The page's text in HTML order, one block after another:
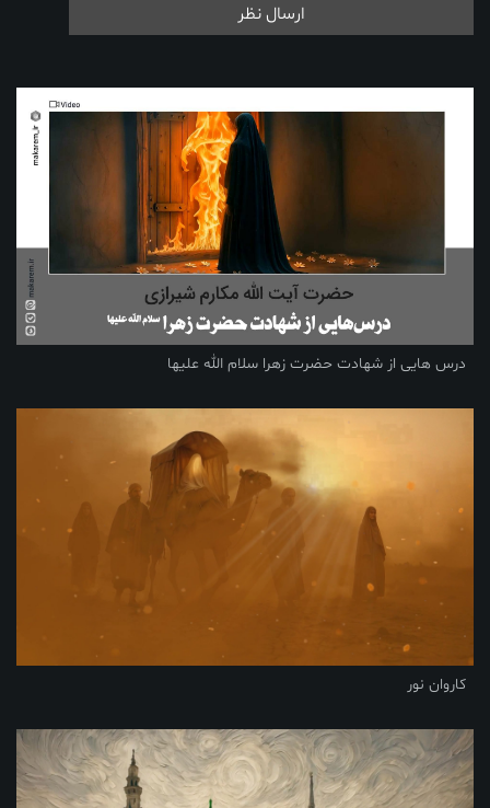
ارسال نظر
درس هایی از شهادت حضرت زهرا سلام الله علیها
کاروان نور